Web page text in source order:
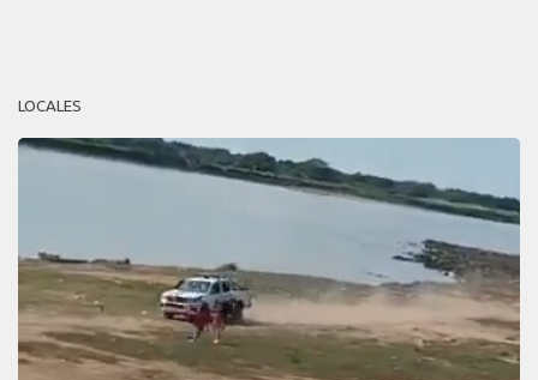
LOCALES